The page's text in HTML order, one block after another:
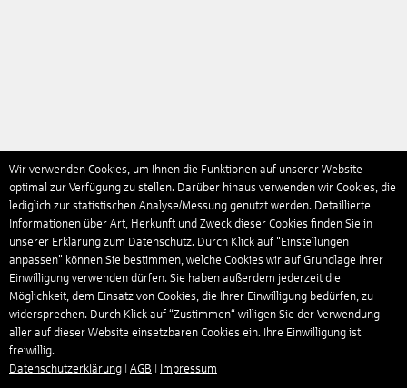
Wir verwenden Cookies, um Ihnen die Funktionen auf unserer Website
optimal zur Verfügung zu stellen. Darüber hinaus verwenden wir Cookies, die
lediglich zur statistischen Analyse/Messung genutzt werden. Detaillierte
Informationen über Art, Herkunft und Zweck dieser Cookies finden Sie in
unserer Erklärung zum Datenschutz. Durch Klick auf "Einstellungen
anpassen" können Sie bestimmen, welche Cookies wir auf Grundlage Ihrer
Einwilligung verwenden dürfen. Sie haben außerdem jederzeit die
Möglichkeit, dem Einsatz von Cookies, die Ihrer Einwilligung bedürfen, zu
widersprechen. Durch Klick auf “Zustimmen“ willigen Sie der Verwendung
aller auf dieser Website einsetzbaren Cookies ein. Ihre Einwilligung ist
freiwillig.
Datenschutzerklärung
AGB Impressum